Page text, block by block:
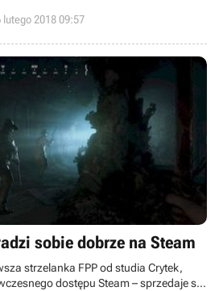
Natec-Genesis i monitor Lenovo.
lutego 2018 09:57
sobie dobrze na Steam
strzelanka FPP od studia Crytek,
dostępu Steam – sprzedaje się